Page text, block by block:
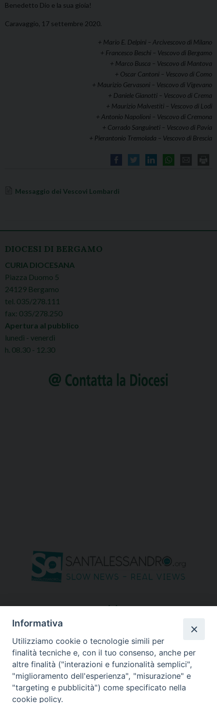
Benedetto Dio e la sua gioia!
Caravaggio, 17 settembre 2020.
+ Mario E. Delpini – Arcivescovo di Milano
+ Francesco Beschi – Vescovo di Bergamo
+ Marco Busca – Vescovo di Mantova
+ Oscar Cantoni – Vescovo di Como
+ Maurizio Gervasoni – Vescovo di Vigevano
+ Daniele Gianotti – Vescovo di Crema
+ Maurizio Malvestiti – Vescovo di Lodi
+ Antonio Napolioni – Vescovo di Cremona
+ Corrado Sanguineti – Vescovo di Pavia
+ Pierantonio Tremolada – Vescovo di Brescia
Messaggio dei Vescovi Lombardi
DIOCESI DI BERGAMO
CURIA DIOCESANA
Piazza Duomo 5
24129 Bergamo
tel. 035/278.111
fax: 035/278.250
Apertura al pubblico
lunedì - venerdì
h. 08.30 - 12.30
seguici su
Informativa
Utilizziamo cookie o tecnologie simili per
finalità tecniche e, con il tuo consenso, anche per
altre finalità ("interazioni e funzionalità semplici",
"miglioramento dell'esperienza", "misurazione" e
"targeting e pubblicità") come specificato nella
cookie policy.